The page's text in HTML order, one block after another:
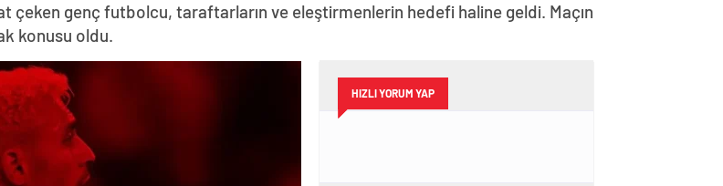
çeken genç futbolcu, taraftarların ve eleştirmenlerin hedefi haline geldi. Maçın
konusu oldu.
HIZLI YORUM YAP